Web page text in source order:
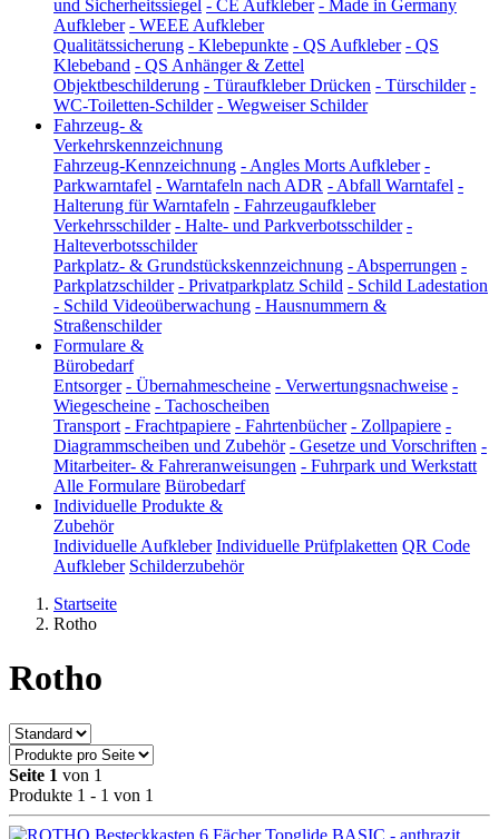
und Sicherheitssiegel - CE Aufkleber - Made in Germany
Aufkleber - WEEE Aufkleber
Qualitätssicherung - Klebepunkte - QS Aufkleber - QS
Klebeband - QS Anhänger & Zettel
Objektbeschilderung - Türaufkleber Drücken - Türschilder -
WC-Toiletten-Schilder - Wegweiser Schilder
Fahrzeug- &
Verkehrskennzeichnung
Fahrzeug-Kennzeichnung - Angles Morts Aufkleber -
Parkwarntafel - Warntafeln nach ADR - Abfall Warntafel -
Halterung für Warntafeln - Fahrzeugaufkleber
Verkehrsschilder - Halte- und Parkverbotsschilder -
Halteverbotsschilder
Parkplatz- & Grundstückskennzeichnung - Absperrungen -
Parkplatzschilder - Privatparkplatz Schild - Schild Ladestation
- Schild Videoüberwachung - Hausnummern &
Straßenschilder
Formulare &
Bürobedarf
Entsorger - Übernahmescheine - Verwertungsnachweise -
Wiegescheine - Tachoscheiben
Transport - Frachtpapiere - Fahrtenbücher - Zollpapiere -
Diagrammscheiben und Zubehör - Gesetze und Vorschriften -
Mitarbeiter- & Fahreranweisungen - Fuhrpark und Werkstatt
Alle Formulare Bürobedarf
Individuelle Produkte &
Zubehör
Individuelle Aufkleber Individuelle Prüfplaketten QR Code
Aufkleber Schilderzubehör
Startseite
Rotho
Rotho
Seite 1 von 1
Produkte 1 - 1 von 1